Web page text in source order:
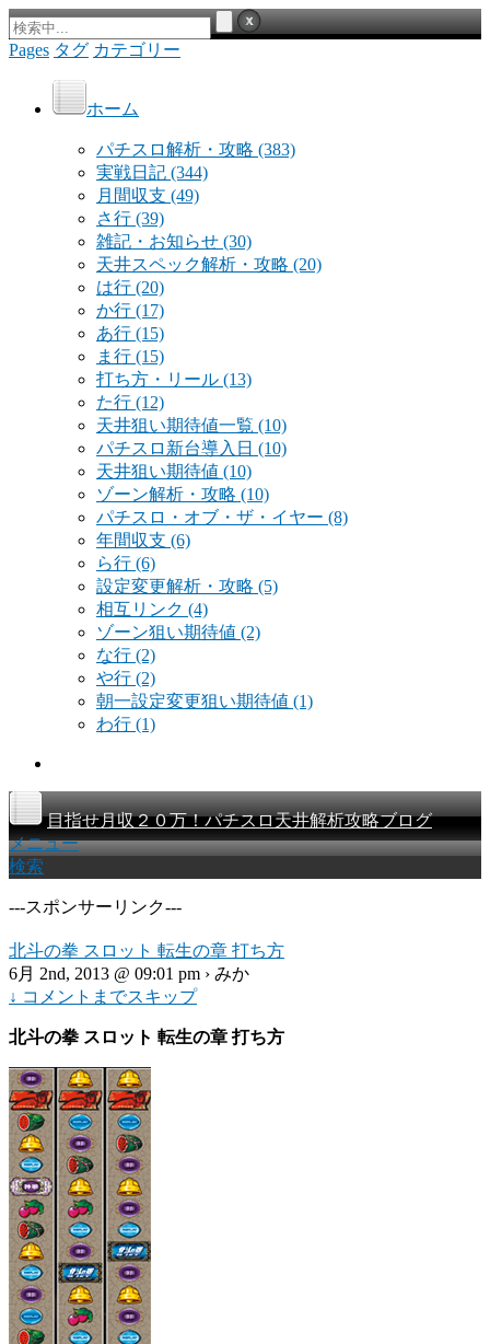
Pages タグ カテゴリー
ホーム
パチスロ解析・攻略 (383)
実戦日記 (344)
月間収支 (49)
さ行 (39)
雑記・お知らせ (30)
天井スペック解析・攻略 (20)
は行 (20)
か行 (17)
あ行 (15)
ま行 (15)
打ち方・リール (13)
た行 (12)
天井狙い期待値一覧 (10)
パチスロ新台導入日 (10)
天井狙い期待値 (10)
ゾーン解析・攻略 (10)
パチスロ・オブ・ザ・イヤー (8)
年間収支 (6)
ら行 (6)
設定変更解析・攻略 (5)
相互リンク (4)
ゾーン狙い期待値 (2)
な行 (2)
や行 (2)
朝一設定変更狙い期待値 (1)
わ行 (1)
目指せ月収２０万！パチスロ天井解析攻略ブログ
メニュー
検索
---スポンサーリンク---
北斗の拳 スロット 転生の章 打ち方
6月 2nd, 2013 @ 09:01 pm › みか
↓ コメントまでスキップ
北斗の拳 スロット 転生の章 打ち方